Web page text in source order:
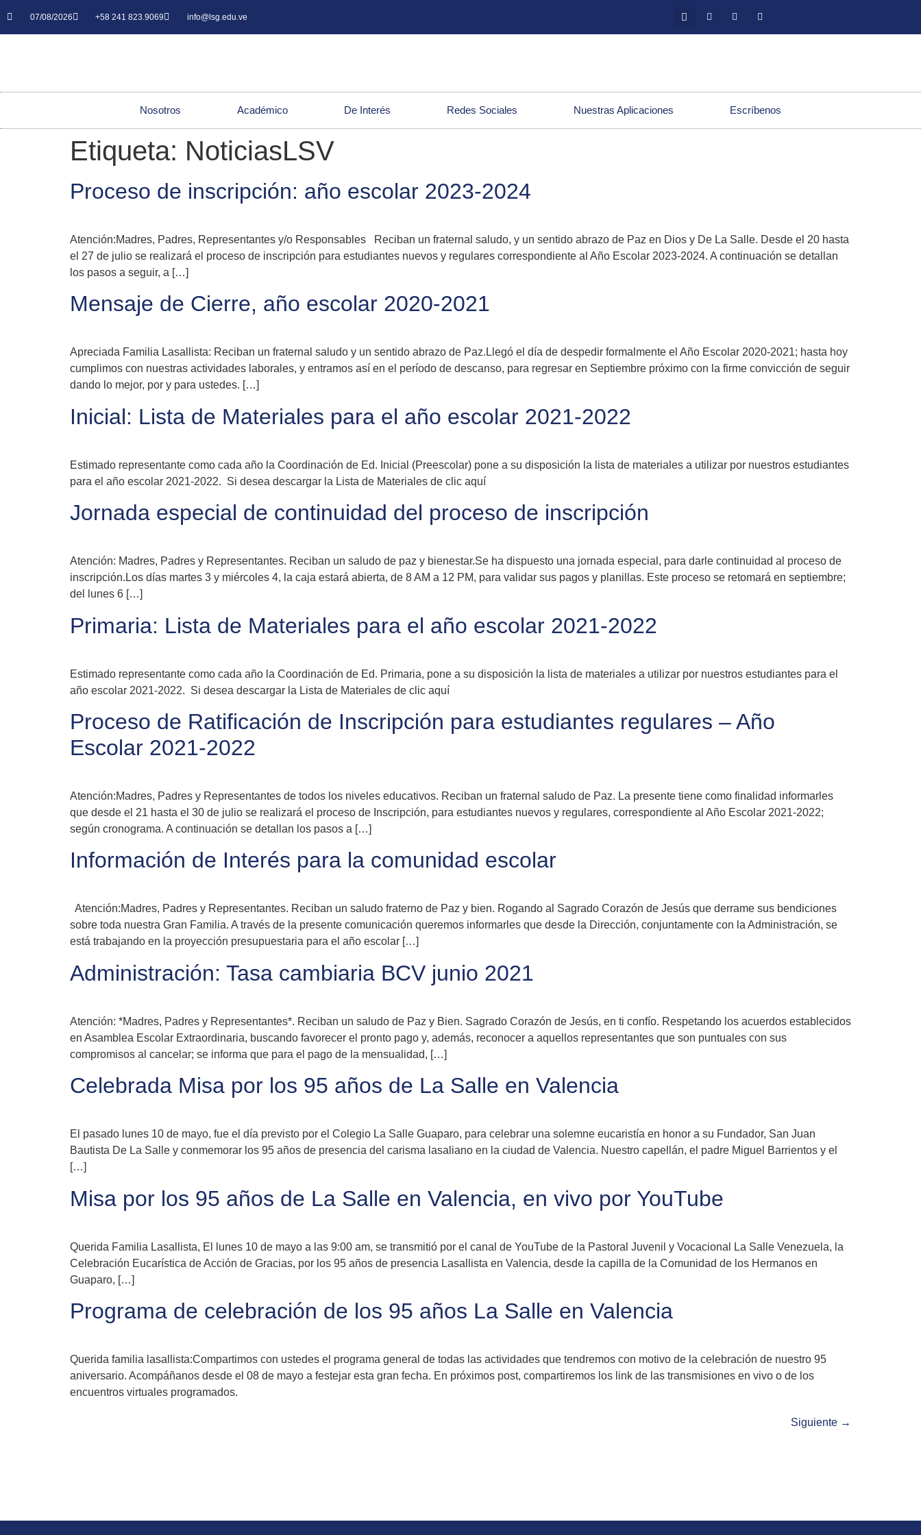
07/08/2026 +58 241 823.9069 info@lsg.edu.ve
Nosotros Académico De Interés Redes Sociales Nuestras Aplicaciones Escríbenos
Etiqueta: NoticiasLSV
Proceso de inscripción: año escolar 2023-2024
Atención:Madres, Padres, Representantes y/o Responsables Reciban un fraternal saludo, y un sentido abrazo de Paz en Dios y De La Salle. Desde el 20 hasta
el 27 de julio se realizará el proceso de inscripción para estudiantes nuevos y regulares correspondiente al Año Escolar 2023-2024. A continuación se detallan
los pasos a seguir, a […]
Mensaje de Cierre, año escolar 2020-2021
Apreciada Familia Lasallista: Reciban un fraternal saludo y un sentido abrazo de Paz.Llegó el día de despedir formalmente el Año Escolar 2020-2021; hasta hoy
cumplimos con nuestras actividades laborales, y entramos así en el período de descanso, para regresar en Septiembre próximo con la firme convicción de seguir
dando lo mejor, por y para ustedes. […]
Inicial: Lista de Materiales para el año escolar 2021-2022
Estimado representante como cada año la Coordinación de Ed. Inicial (Preescolar) pone a su disposición la lista de materiales a utilizar por nuestros estudiantes
para el año escolar 2021-2022. Si desea descargar la Lista de Materiales de clic aquí
Jornada especial de continuidad del proceso de inscripción
Atención: Madres, Padres y Representantes. Reciban un saludo de paz y bienestar.Se ha dispuesto una jornada especial, para darle continuidad al proceso de
inscripción.Los días martes 3 y miércoles 4, la caja estará abierta, de 8 AM a 12 PM, para validar sus pagos y planillas. Este proceso se retomará en septiembre;
del lunes 6 […]
Primaria: Lista de Materiales para el año escolar 2021-2022
Estimado representante como cada año la Coordinación de Ed. Primaria, pone a su disposición la lista de materiales a utilizar por nuestros estudiantes para el
año escolar 2021-2022. Si desea descargar la Lista de Materiales de clic aquí
Proceso de Ratificación de Inscripción para estudiantes regulares – Año
Escolar 2021-2022
Atención:Madres, Padres y Representantes de todos los niveles educativos. Reciban un fraternal saludo de Paz. La presente tiene como finalidad informarles
que desde el 21 hasta el 30 de julio se realizará el proceso de Inscripción, para estudiantes nuevos y regulares, correspondiente al Año Escolar 2021-2022;
según cronograma. A continuación se detallan los pasos a […]
Información de Interés para la comunidad escolar
Atención:Madres, Padres y Representantes. Reciban un saludo fraterno de Paz y bien. Rogando al Sagrado Corazón de Jesús que derrame sus bendiciones
sobre toda nuestra Gran Familia. A través de la presente comunicación queremos informarles que desde la Dirección, conjuntamente con la Administración, se
está trabajando en la proyección presupuestaria para el año escolar […]
Administración: Tasa cambiaria BCV junio 2021
Atención: *Madres, Padres y Representantes*. Reciban un saludo de Paz y Bien. Sagrado Corazón de Jesús, en ti confío. Respetando los acuerdos establecidos
en Asamblea Escolar Extraordinaria, buscando favorecer el pronto pago y, además, reconocer a aquellos representantes que son puntuales con sus
compromisos al cancelar; se informa que para el pago de la mensualidad, […]
Celebrada Misa por los 95 años de La Salle en Valencia
El pasado lunes 10 de mayo, fue el día previsto por el Colegio La Salle Guaparo, para celebrar una solemne eucaristía en honor a su Fundador, San Juan
Bautista De La Salle y conmemorar los 95 años de presencia del carisma lasaliano en la ciudad de Valencia. Nuestro capellán, el padre Miguel Barrientos y el
[…]
Misa por los 95 años de La Salle en Valencia, en vivo por YouTube
Querida Familia Lasallista, El lunes 10 de mayo a las 9:00 am, se transmitió por el canal de YouTube de la Pastoral Juvenil y Vocacional La Salle Venezuela, la
Celebración Eucarística de Acción de Gracias, por los 95 años de presencia Lasallista en Valencia, desde la capilla de la Comunidad de los Hermanos en
Guaparo, […]
Programa de celebración de los 95 años La Salle en Valencia
Querida familia lasallista:Compartimos con ustedes el programa general de todas las actividades que tendremos con motivo de la celebración de nuestro 95
aniversario. Acompáñanos desde el 08 de mayo a festejar esta gran fecha. En próximos post, compartiremos los link de las transmisiones en vivo o de los
encuentros virtuales programados.
Siguiente →